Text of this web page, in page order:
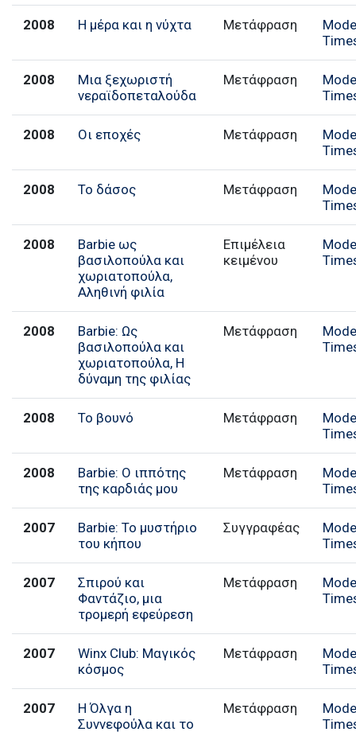
2008 Η μέρα και η νύχτα Μετάφραση
2008
Μια ξεχωριστή
νεραϊδοπεταλούδα
Μετάφραση
2008 Οι εποχές Μετάφραση
2008 Το δάσος Μετάφραση
2008
Barbie ως
βασιλοπούλα και
χωριατοπούλα,
Αληθινή φιλία
Επιμέλεια
κειμένου
2008
Barbie: Ως
βασιλοπούλα και
χωριατοπούλα, Η
δύναμη της φιλίας
Μετάφραση
2008 Το βουνό Μετάφραση
2008
Barbie: Ο ιππότης
της καρδιάς μου
Μετάφραση
2007
Barbie: Το μυστήριο
του κήπου
Συγγραφέας
2007
Σπιρού και
Φαντάζιο, μια
τρομερή εφεύρεση
Μετάφραση
2007
Winx Club: Μαγικός
κόσμος
Μετάφραση
2007
Η Όλγα η
Συννεφούλα και το
Μετάφραση